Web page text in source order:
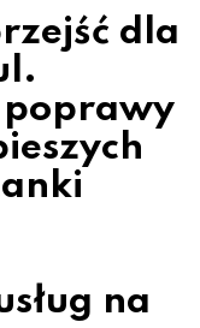
dla
poprawy
na